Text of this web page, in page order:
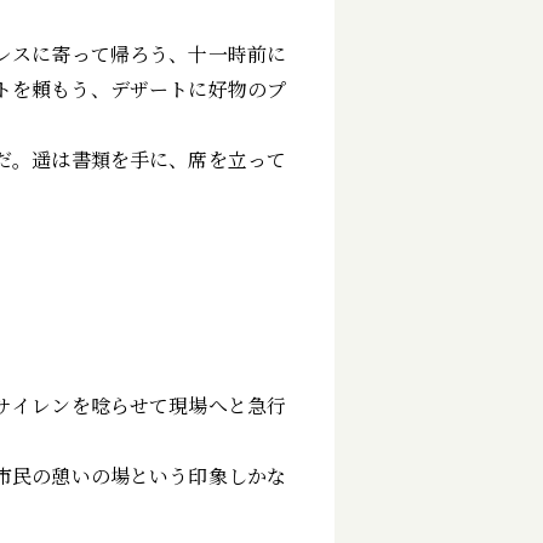
に寄って帰ろう、十一時前に
を頼もう、デザートに好物のプ
遥は書類を手に、席を立って
レンを唸らせて現場へと急行
の憩いの場という印象しかな